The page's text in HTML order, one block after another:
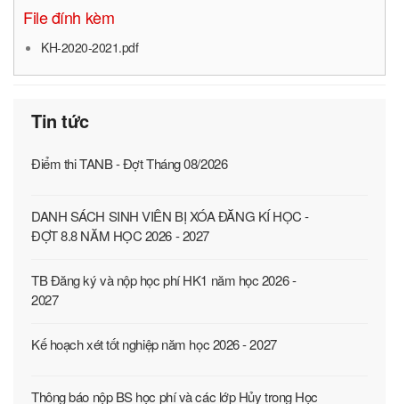
File đính kèm
KH-2020-2021.pdf
Tin tức
Điểm thi TANB - Đợt Tháng 08/2026
DANH SÁCH SINH VIÊN BỊ XÓA ĐĂNG KÍ HỌC -
ĐỢT 8.8 NĂM HỌC 2026 - 2027
TB Đăng ký và nộp học phí HK1 năm học 2026 -
2027
Kế hoạch xét tốt nghiệp năm học 2026 - 2027
Thông báo nộp BS học phí và các lớp Hủy trong Học